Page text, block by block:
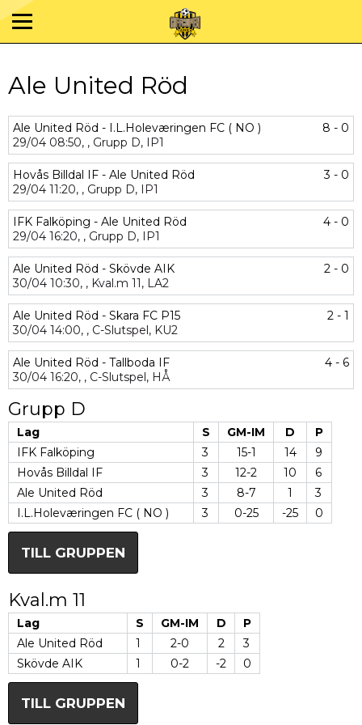
Ale United Röd
Ale United Röd - I.L.Holeværingen FC ( NO )
8 - 0
29/04 08:50, , Grupp D, IP1
Hovås Billdal IF - Ale United Röd
3 - 0
29/04 11:20, , Grupp D, IP1
IFK Falköping - Ale United Röd
4 - 0
29/04 16:20, , Grupp D, IP1
Ale United Röd - Skövde AIK
2 - 0
30/04 10:30, , Kval.m 11, LA2
Ale United Röd - Skara FC P15
2 - 1
30/04 14:00, , C-Slutspel, KU2
Ale United Röd - Tallboda IF
4 - 6
30/04 16:20, , C-Slutspel, HÅ
Grupp D
Lag S GM-IM D
P
IFK Falköping
3 15-1 14
9
Hovås Billdal IF
3 12-2 10
6
Ale United Röd
3 8-7 1
3
I.L.Holeværingen FC ( NO )
3 0-25 -25 0
TILL GRUPPEN
Kval.m 11
Lag S GM-IM D
P
Ale United Röd
1 2-0 2
3
Skövde AIK
1 0-2 -2 0
TILL GRUPPEN